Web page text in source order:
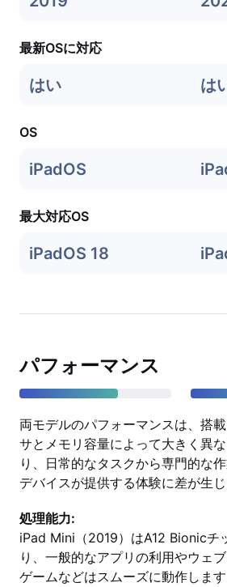
最新OSに対応
はい は
OS
iPadOS
最大対応OS
iPadOS 18
パフォーマンス
両モデルのパフォーマンスは、搭
サとメモリ容量によって大きく異
り、日常的なタスクから専門的な
デバイスが提供する体験に差が生じ
処理能力:
iPad Mini（2019）はA12 Bionicチ
り、一般的なアプリの利用やウェ
ゲームなどはスムーズに動作しま